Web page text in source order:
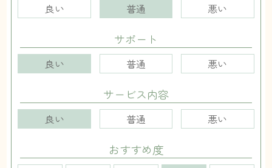
良い 普通 悪い
サポート
良い 普通 悪い
サービス内容
良い 普通 悪い
おすすめ度